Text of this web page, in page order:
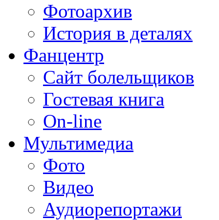
Фотоархив
История в деталях
Фанцентр
Сайт болельщиков
Гостевая книга
On-line
Мультимедиа
Фото
Видео
Аудиорепортажи